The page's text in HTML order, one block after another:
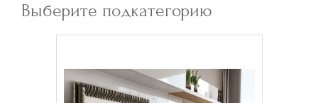
Выберите подкатегорию